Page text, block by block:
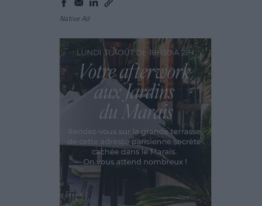
Native Ad